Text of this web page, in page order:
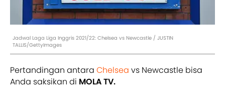
Jadwal Laga Liga Inggris 2021/22: Chelsea vs Newcastle / JUSTIN
TALLIS/GettyImages
Pertandingan antara Chelsea vs Newcastle bisa
Anda saksikan di MOLA TV.